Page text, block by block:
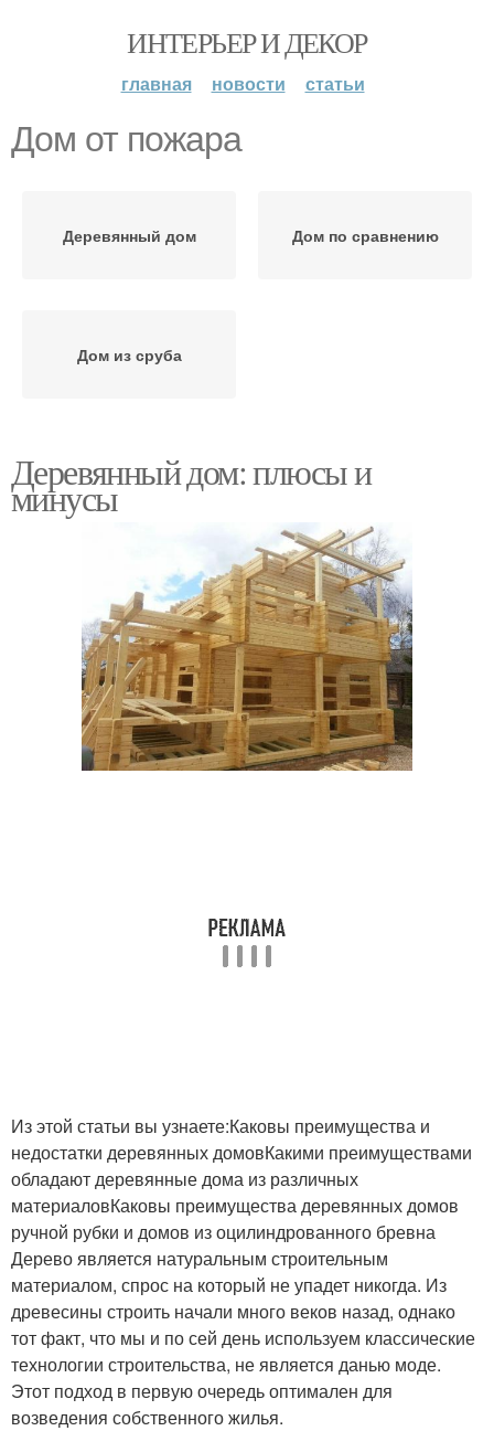
ИНТЕРЬЕР И ДЕКОР
главная новости статьи
Дом от пожара
Деревянный дом Дом по сравнению
Дом из сруба
Деревянный дом: плюсы и
минусы
Из этой статьи вы узнаете:Каковы преимущества и
недостатки деревянных домовКакими преимуществами
обладают деревянные дома из различных
материаловКаковы преимущества деревянных домов
ручной рубки и домов из оцилиндрованного бревна
Дерево является натуральным строительным
материалом, спрос на который не упадет никогда. Из
древесины строить начали много веков назад, однако
тот факт, что мы и по сей день используем классические
технологии строительства, не является данью моде.
Этот подход в первую очередь оптимален для
возведения собственного жилья.